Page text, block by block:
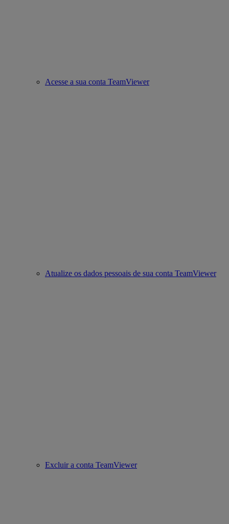
Acesse a sua conta TeamViewer
Atualize os dados pessoais de sua conta TeamViewer
Excluir a conta TeamViewer